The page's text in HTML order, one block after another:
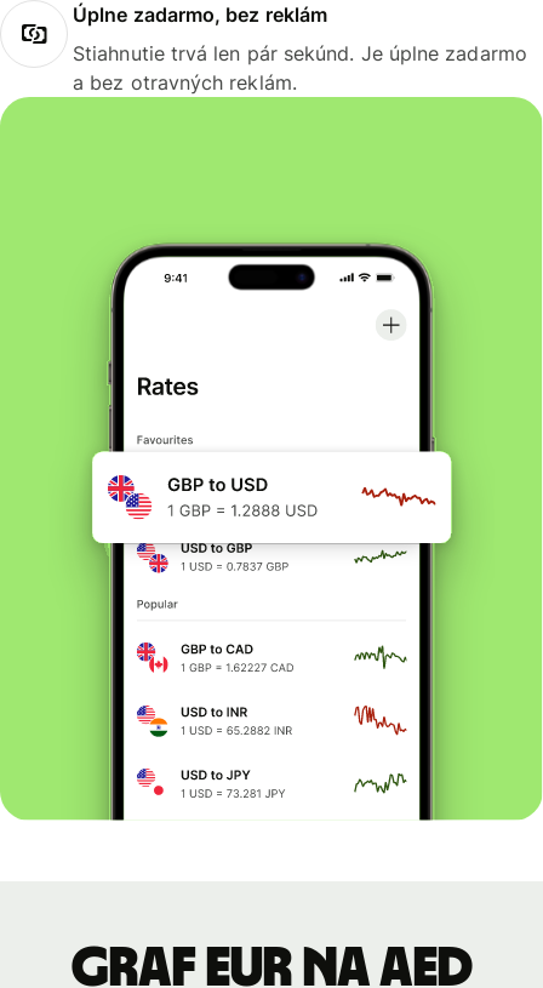
Úplne zadarmo, bez reklám
Stiahnutie trvá len pár sekúnd. Je úplne zadarmo
a bez otravných reklám.
graf EUR na AED